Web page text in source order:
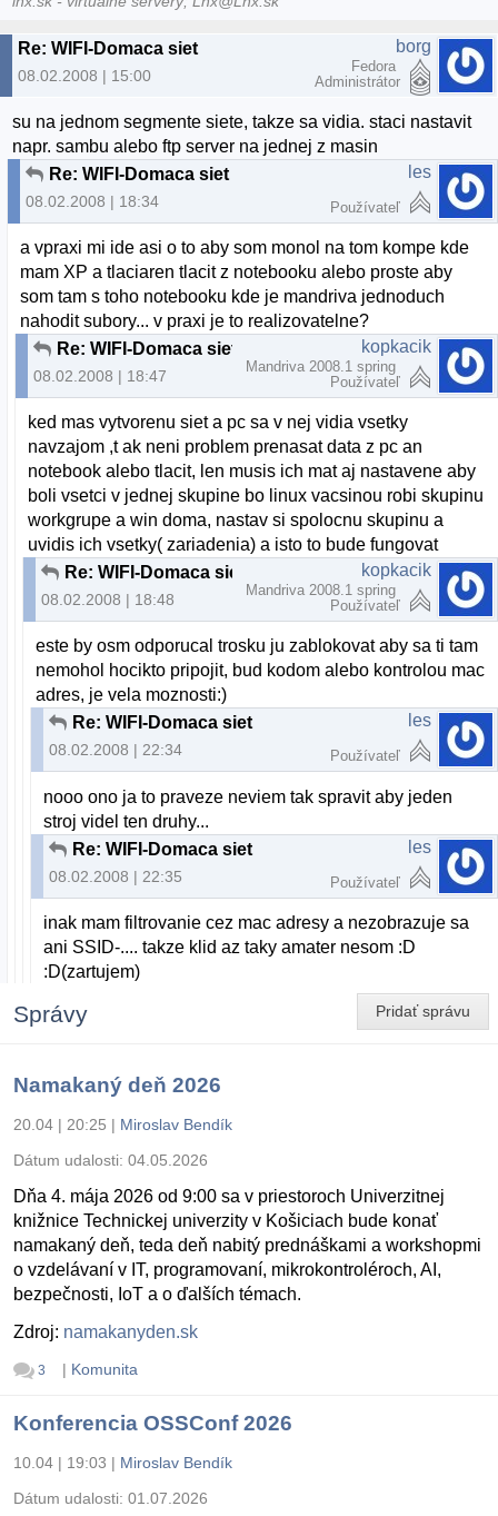
Re: WIFI-Domaca siet
08.02.2008 | 15:00
borg
Fedora
Administrátor
su na jednom segmente siete, takze sa vidia. staci nastavit
napr. sambu alebo ftp server na jednej z masin
Re: WIFI-Domaca siet
08.02.2008 | 18:34
les
Používateľ
a vpraxi mi ide asi o to aby som monol na tom kompe kde
mam XP a tlaciaren tlacit z notebooku alebo proste aby
som tam s toho notebooku kde je mandriva jednoduch
nahodit subory... v praxi je to realizovatelne?
Re: WIFI-Domaca siet
08.02.2008 | 18:47
kopkacik
Mandriva 2008.1 spring
Používateľ
ked mas vytvorenu siet a pc sa v nej vidia vsetky
navzajom ,t ak neni problem prenasat data z pc an
notebook alebo tlacit, len musis ich mat aj nastavene aby
boli vsetci v jednej skupine bo linux vacsinou robi skupinu
workgrupe a win doma, nastav si spolocnu skupinu a
uvidis ich vsetky( zariadenia) a isto to bude fungovat
Re: WIFI-Domaca siet
08.02.2008 | 18:48
kopkacik
Mandriva 2008.1 spring
Používateľ
este by osm odporucal trosku ju zablokovat aby sa ti tam
nemohol hocikto pripojit, bud kodom alebo kontrolou mac
adres, je vela moznosti:)
Re: WIFI-Domaca siet
08.02.2008 | 22:34
les
Používateľ
nooo ono ja to praveze neviem tak spravit aby jeden
stroj videl ten druhy...
Re: WIFI-Domaca siet
08.02.2008 | 22:35
les
Používateľ
inak mam filtrovanie cez mac adresy a nezobrazuje sa
ani SSID-.... takze klid az taky amater nesom :D
:D(zartujem)
Pridať správu
Správy
Namakaný deň 2026
20.04 | 20:25 | Miroslav Bendík
Dátum udalosti: 04.05.2026
Dňa 4. mája 2026 od 9:00 sa v priestoroch Univerzitnej
knižnice Technickej univerzity v Košiciach bude konať
namakaný deň, teda deň nabitý prednáškami a workshopmi
o vzdelávaní v IT, programovaní, mikrokontroléroch, AI,
bezpečnosti, IoT a o ďalších témach.
Zdroj: namakanyden.sk
3 | Komunita
Konferencia OSSConf 2026
10.04 | 19:03 | Miroslav Bendík
Dátum udalosti: 01.07.2026